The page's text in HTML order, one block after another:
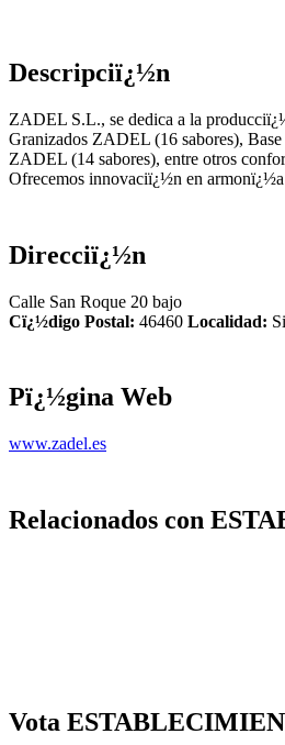
Descripciï¿½n
ZADEL S.L., se dedica a la
Granizados ZADEL (16 sabores),
ZADEL (14 sabores), entre otros
Ofrecemos innovaciï¿½n en
Direcciï¿½n
Calle San Roque 20 bajo
Cï¿½digo Postal: 46460 Localidad:
Pï¿½gina Web
www.zadel.es
Relacionados con
Vota